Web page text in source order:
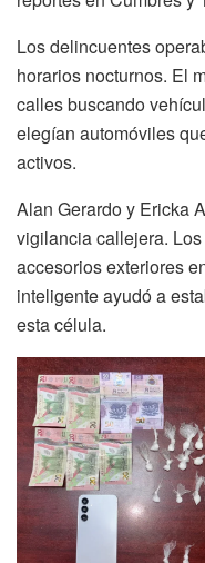
Los delincuentes
horarios nocturnos. El
calles buscando
elegían automóviles
activos.
Alan Gerardo y Ericka
vigilancia callejera.
accesorios exteriores
inteligente ayudó a
esta célula.